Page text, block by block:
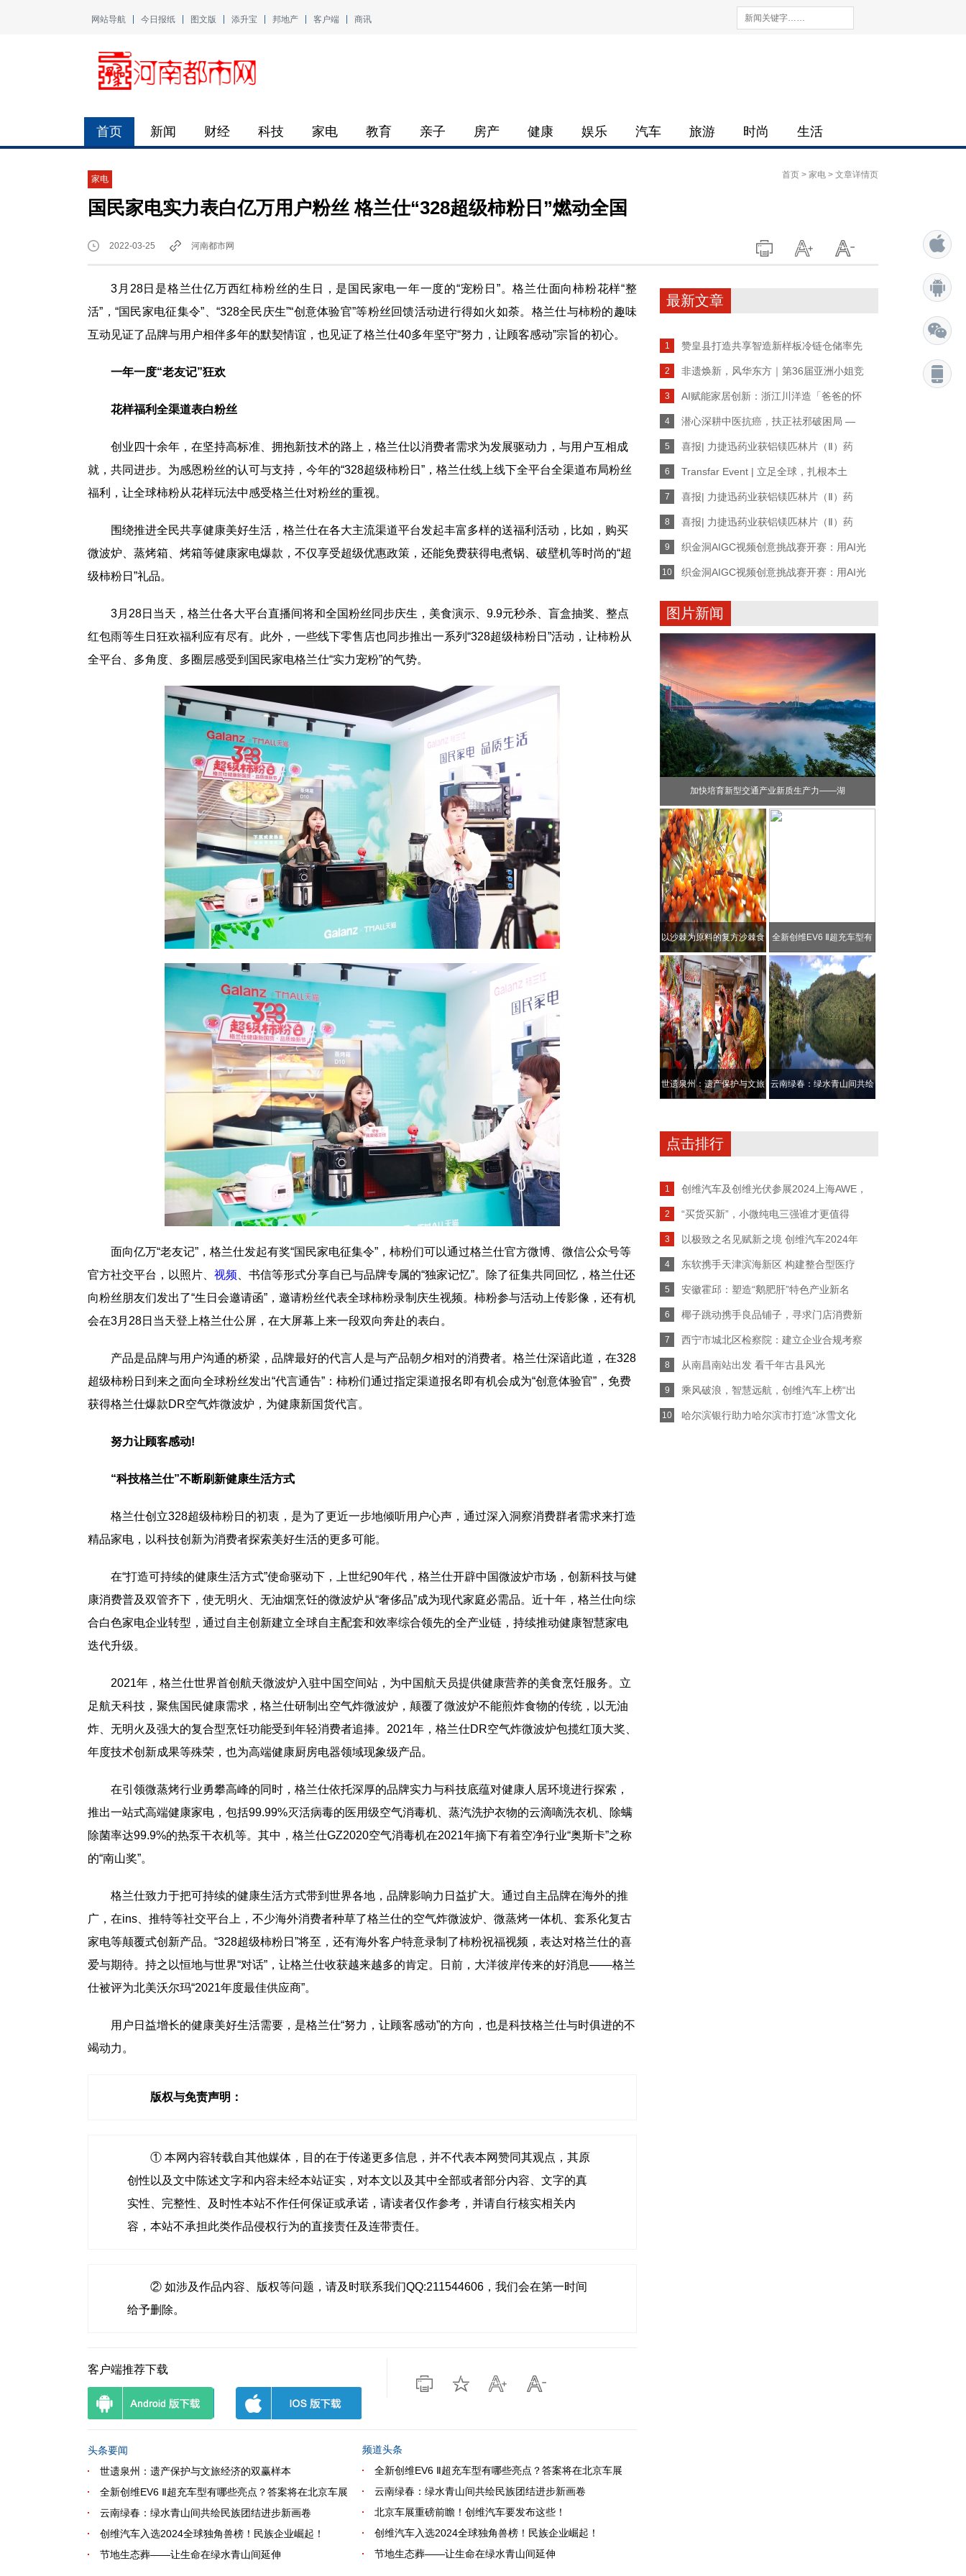
网站导航 今日报纸 图文版 添升宝 邦地产 客户端 商讯
首页 新闻 财经 科技 家电 教育 亲子 房产 健康 娱乐 汽车 旅游 时尚 生活
家电 首页 > 家电 > 文章详情页
国民家电实力表白亿万用户粉丝 格兰仕“328超级柿粉日”燃动全国
2022-03-25 河南都市网
3月28日是格兰仕亿万西红柿粉丝的生日，是国民家电一年一度的“宠粉日”。格兰仕面向柿粉花样“整
活”，“国民家电征集令”、“328全民庆生”“创意体验官”等粉丝回馈活动进行得如火如荼。格兰仕与柿粉的趣味
互动见证了品牌与用户相伴多年的默契情谊，也见证了格兰仕40多年坚守“努力，让顾客感动”宗旨的初心。
一年一度“老友记”狂欢
花样福利全渠道表白粉丝
创业四十余年，在坚持高标准、拥抱新技术的路上，格兰仕以消费者需求为发展驱动力，与用户互相成
就，共同进步。为感恩粉丝的认可与支持，今年的“328超级柿粉日”，格兰仕线上线下全平台全渠道布局粉丝
福利，让全球柿粉从花样玩法中感受格兰仕对粉丝的重视。
围绕推进全民共享健康美好生活，格兰仕在各大主流渠道平台发起丰富多样的送福利活动，比如，购买
微波炉、蒸烤箱、烤箱等健康家电爆款，不仅享受超级优惠政策，还能免费获得电煮锅、破壁机等时尚的“超
级柿粉日”礼品。
3月28日当天，格兰仕各大平台直播间将和全国粉丝同步庆生，美食演示、9.9元秒杀、盲盒抽奖、整点
红包雨等生日狂欢福利应有尽有。此外，一些线下零售店也同步推出一系列“328超级柿粉日”活动，让柿粉从
全平台、多角度、多圈层感受到国民家电格兰仕“实力宠粉”的气势。
面向亿万“老友记”，格兰仕发起有奖“国民家电征集令”，柿粉们可以通过格兰仕官方微博、微信公众号等
官方社交平台，以照片、 视频 、书信等形式分享自已与品牌专属的“独家记忆”。除了征集共同回忆，格兰仕还
向粉丝朋友们发出了“生日会邀请函”，邀请粉丝代表全球柿粉录制庆生视频。柿粉参与活动上传影像，还有机
会在3月28日当天登上格兰仕公屏，在大屏幕上来一段双向奔赴的表白。
产品是品牌与用户沟通的桥梁，品牌最好的代言人是与产品朝夕相对的消费者。格兰仕深谙此道，在328
超级柿粉日到来之面向全球粉丝发出“代言通告”：柿粉们通过指定渠道报名即有机会成为“创意体验官”，免费
获得格兰仕爆款DR空气炸微波炉，为健康新国货代言。
努力让顾客感动!
“科技格兰仕”不断刷新健康生活方式
格兰仕创立328超级柿粉日的初衷，是为了更近一步地倾听用户心声，通过深入洞察消费群者需求来打造
精品家电，以科技创新为消费者探索美好生活的更多可能。
在“打造可持续的健康生活方式”使命驱动下，上世纪90年代，格兰仕开辟中国微波炉市场，创新科技与健
康消费普及双管齐下，使无明火、无油烟烹饪的微波炉从“奢侈品”成为现代家庭必需品。近十年，格兰仕向综
合白色家电企业转型，通过自主创新建立全球自主配套和效率综合领先的全产业链，持续推动健康智慧家电
迭代升级。
2021年，格兰仕世界首创航天微波炉入驻中国空间站，为中国航天员提供健康营养的美食烹饪服务。立
足航天科技，聚焦国民健康需求，格兰仕研制出空气炸微波炉，颠覆了微波炉不能煎炸食物的传统，以无油
炸、无明火及强大的复合型烹饪功能受到年轻消费者追捧。2021年，格兰仕DR空气炸微波炉包揽红顶大奖、
年度技术创新成果等殊荣，也为高端健康厨房电器领域现象级产品。
在引领微蒸烤行业勇攀高峰的同时，格兰仕依托深厚的品牌实力与科技底蕴对健康人居环境进行探索，
推出一站式高端健康家电，包括99.99%灭活病毒的医用级空气消毒机、蒸汽洗护衣物的云滴嘀洗衣机、除螨
除菌率达99.9%的热泵干衣机等。其中，格兰仕GZ2020空气消毒机在2021年摘下有着空净行业“奥斯卡”之称
的“南山奖”。
格兰仕致力于把可持续的健康生活方式带到世界各地，品牌影响力日益扩大。通过自主品牌在海外的推
广，在ins、推特等社交平台上，不少海外消费者种草了格兰仕的空气炸微波炉、微蒸烤一体机、套系化复古
家电等颠覆式创新产品。“328超级柿粉日”将至，还有海外客户特意录制了柿粉祝福视频，表达对格兰仕的喜
爱与期待。持之以恒地与世界“对话”，让格兰仕收获越来越多的肯定。日前，大洋彼岸传来的好消息——格兰
仕被评为北美沃尔玛“2021年度最佳供应商”。
用户日益增长的健康美好生活需要，是格兰仕“努力，让顾客感动”的方向，也是科技格兰仕与时俱进的不
竭动力。
版权与免责声明：
① 本网内容转载自其他媒体，目的在于传递更多信息，并不代表本网赞同其观点，其原
创性以及文中陈述文字和内容未经本站证实，对本文以及其中全部或者部分内容、文字的真
实性、完整性、及时性本站不作任何保证或承诺，请读者仅作参考，并请自行核实相关内
容，本站不承担此类作品侵权行为的直接责任及连带责任。
② 如涉及作品内容、版权等问题，请及时联系我们QQ:211544606，我们会在第一时间
给予删除。
客户端推荐下载
头条要闻
世遗泉州：遗产保护与文旅经济的双赢样本
全新创维EV6 Ⅱ超充车型有哪些亮点？答案将在北京车展
云南绿春：绿水青山间共绘民族团结进步新画卷
创维汽车入选2024全球独角兽榜！民族企业崛起！
节地生态葬——让生命在绿水青山间延伸
频道头条
全新创维EV6 Ⅱ超充车型有哪些亮点？答案将在北京车展
云南绿春：绿水青山间共绘民族团结进步新画卷
北京车展重磅前瞻！创维汽车要发布这些！
创维汽车入选2024全球独角兽榜！民族企业崛起！
节地生态葬——让生命在绿水青山间延伸
最新文章
1 赞皇县打造共享智造新样板冷链仓储率先
2 非遗焕新，风华东方｜第36届亚洲小姐竞
3 AI赋能家居创新：浙江川洋造「爸爸的怀
4 潜心深耕中医抗癌，扶正祛邪破困局 —
5 喜报| 力捷迅药业获铝镁匹林片（Ⅱ）药
6 Transfar Event | 立足全球，扎根本土
7 喜报| 力捷迅药业获铝镁匹林片（Ⅱ）药
8 喜报| 力捷迅药业获铝镁匹林片（Ⅱ）药
9 织金洞AIGC视频创意挑战赛开赛：用AI光
10 织金洞AIGC视频创意挑战赛开赛：用AI光
图片新闻
加快培育新型交通产业新质生产力——湖
以沙棘为原料的复方沙棘食
品 三翁智膳
世遗泉州：遗产保护与文旅
全新创维EV6 Ⅱ超充车型有
哪些亮点？答
云南绿春：绿水青山间共绘
点击排行
1 创维汽车及创维光伏参展2024上海AWE，
2 “买货买新”，小微纯电三强谁才更值得
3 以极致之名见赋新之境 创维汽车2024年
4 东软携手天津滨海新区 构建整合型医疗
5 安徽霍邱：塑造“鹅肥肝”特色产业新名
6 椰子跳动携手良品铺子，寻求门店消费新
7 西宁市城北区检察院：建立企业合规考察
8 从南昌南站出发 看千年古县风光
9 乘风破浪，智慧远航，创维汽车上榜“出
10 哈尔滨银行助力哈尔滨市打造“冰雪文化